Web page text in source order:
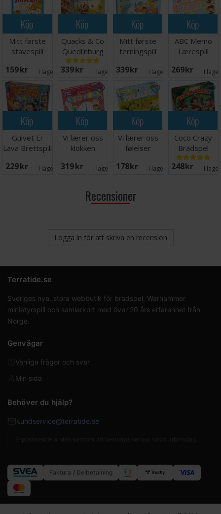
Köp
Mitt første
stavespill
159 SEK I lager: 3
Köp
Quacks & Co
Quedlinburg
Dash
Brädspel
339 SEK I lager: 2
Köp
Mitt første
terningspill
339 SEK I lager: 1
Köp
ABC Memo
Lærespill
269 SEK I
Köp
Gulvet Er
Lava Brettspill
229 SEK I lager: 5
Köp
Vi lærer oss
klokken
319 SEK I lager:
Köp
Vi lærer oss
følelser
178 SEK I lager: 7
Köp
Coco Crazy
Brädspel
248 SEK I
Recensioner
Logga in för att skriva en recension
Terratide.se
Sveriges nya, stora webbutik för brädspel, Warhammer
miniatyrspill och samlarkort med över 20 års erfarenhet från
Norge.
Genvägar
Vanliga frågor och svar
Min sida
Behöver du hjälp?
kundservice@terratide.se
Faktura / Delbetalning